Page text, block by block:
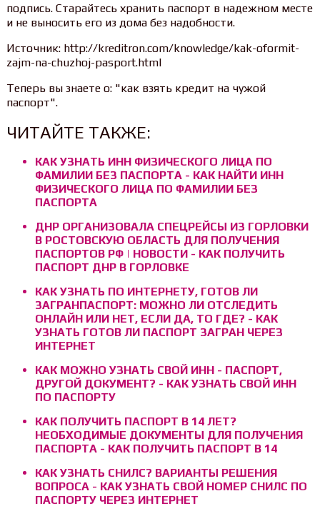
подпись. Старайтесь хранить паспорт в надежном месте
и не выносить его из дома без надобности.
Источник: http://kreditron.com/knowledge/kak-oformit-
zajm-na-chuzhoj-pasport.html
Теперь вы знаете о: "как взять кредит на чужой
паспорт".
ЧИТАЙТЕ ТАКЖЕ:
КАК УЗНАТЬ ИНН ФИЗИЧЕСКОГО ЛИЦА ПО
ФАМИЛИИ БЕЗ ПАСПОРТА - КАК НАЙТИ ИНН
ФИЗИЧЕСКОГО ЛИЦА ПО ФАМИЛИИ БЕЗ
ПАСПОРТА
ДНР ОРГАНИЗОВАЛА СПЕЦРЕЙСЫ ИЗ ГОРЛОВКИ
В РОСТОВСКУЮ ОБЛАСТЬ ДЛЯ ПОЛУЧЕНИЯ
ПАСПОРТОВ РФ | НОВОСТИ - КАК ПОЛУЧИТЬ
ПАСПОРТ ДНР В ГОРЛОВКЕ
КАК УЗНАТЬ ПО ИНТЕРНЕТУ, ГОТОВ ЛИ
ЗАГРАНПАСПОРТ: МОЖНО ЛИ ОТСЛЕДИТЬ
ОНЛАЙН ИЛИ НЕТ, ЕСЛИ ДА, ТО ГДЕ? - КАК
УЗНАТЬ ГОТОВ ЛИ ПАСПОРТ ЗАГРАН ЧЕРЕЗ
ИНТЕРНЕТ
КАК МОЖНО УЗНАТЬ СВОЙ ИНН - ПАСПОРТ,
ДРУГОЙ ДОКУМЕНТ? - КАК УЗНАТЬ СВОЙ ИНН
ПО ПАСПОРТУ
КАК ПОЛУЧИТЬ ПАСПОРТ В 14 ЛЕТ?
НЕОБХОДИМЫЕ ДОКУМЕНТЫ ДЛЯ ПОЛУЧЕНИЯ
ПАСПОРТА - КАК ПОЛУЧИТЬ ПАСПОРТ В 14
КАК УЗНАТЬ СНИЛС? ВАРИАНТЫ РЕШЕНИЯ
ВОПРОСА - КАК УЗНАТЬ СВОЙ НОМЕР СНИЛС ПО
ПАСПОРТУ ЧЕРЕЗ ИНТЕРНЕТ